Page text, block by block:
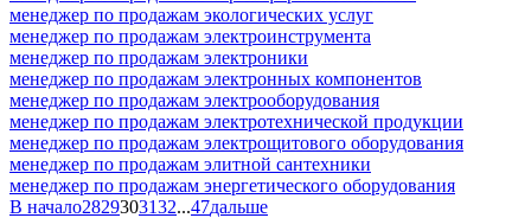
менеджер по продажам экологических услуг
менеджер по продажам электроинструмента
менеджер по продажам электроники
менеджер по продажам электронных компонентов
менеджер по продажам электрооборудования
менеджер по продажам электротехнической продукции
менеджер по продажам электрощитового оборудования
менеджер по продажам элитной сантехники
менеджер по продажам энергетического оборудования
В начало2829303132...47дальше